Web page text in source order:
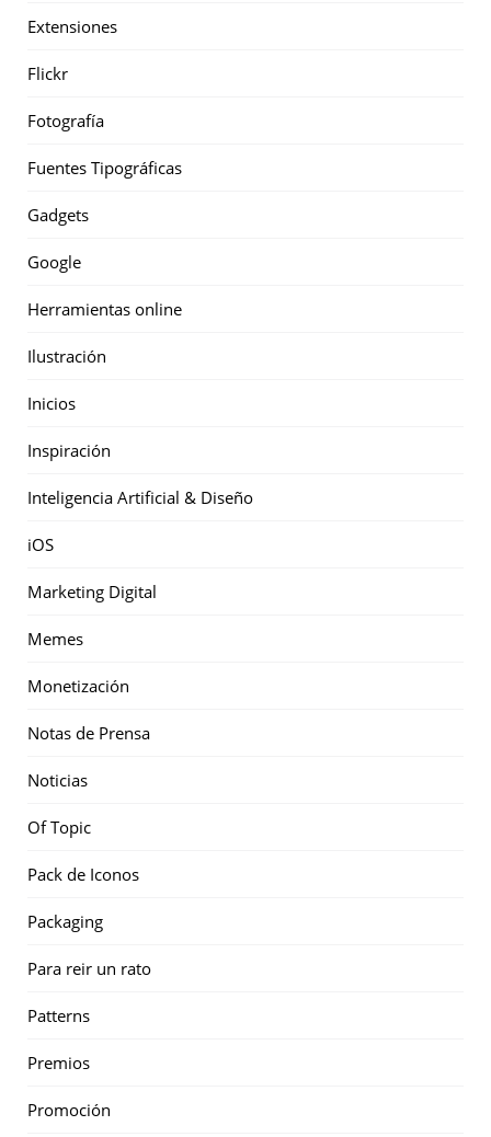
Extensiones
Flickr
Fotografía
Fuentes Tipográficas
Gadgets
Google
Herramientas online
Ilustración
Inicios
Inspiración
Inteligencia Artificial & Diseño
iOS
Marketing Digital
Memes
Monetización
Notas de Prensa
Noticias
Of Topic
Pack de Iconos
Packaging
Para reir un rato
Patterns
Premios
Promoción